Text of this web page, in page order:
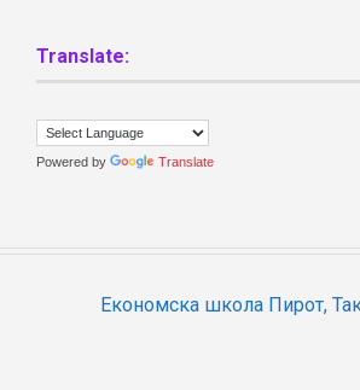
Translate:
Powered by Translate
Економска школа Пирот,